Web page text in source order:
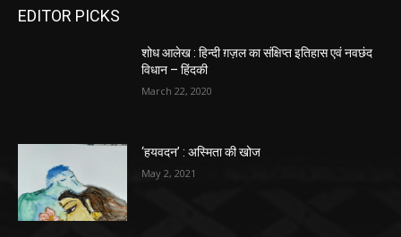
EDITOR PICKS
शोध आलेख : हिन्दी ग़ज़ल का संक्षिप्त इतिहास एवं नवछंद
विधान – हिंदकी
March 22, 2020
‘हयवदन’ : अस्मिता की खोज
May 2, 2021